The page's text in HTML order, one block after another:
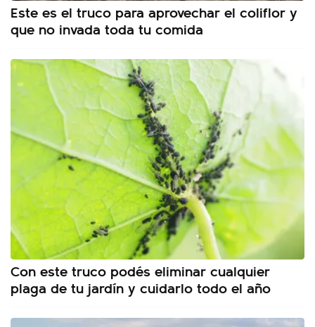
Este es el truco para aprovechar el coliflor y
que no invada toda tu comida
Con este truco podés eliminar cualquier
plaga de tu jardín y cuidarlo todo el año